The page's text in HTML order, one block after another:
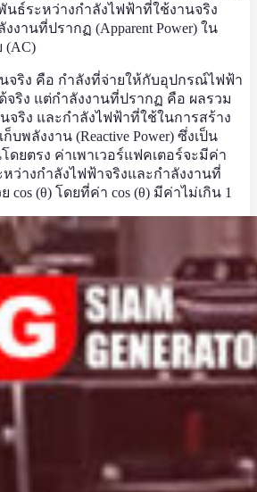
ธ์ระหว่างกำลังไฟฟ้าที่ใช้งานจริง
งงานที่ปรากฏ (Apparent Power) ใน
(AC)
จริง คือ กำลังที่จ่ายให้กับอุปกรณ์ไฟฟ้า
จริง แต่กำลังงานที่ปรากฏ คือ ผลรวม
จริง และกำลังไฟฟ้าที่ใช้ในการสร้าง
พลังงาน (Reactive Power) ซึ่งเป็น
ยตรง ค่าเพาเวอร์แฟคเตอร์จะมีค่า
ว่างกำลังไฟฟ้าจริงและกำลังงานที่
(θ) โดยที่ค่า cos (θ) มีค่าไม่เกิน 1